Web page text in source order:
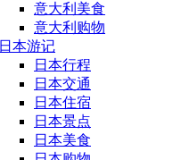
意大利美食
意大利购物
日本游记
日本行程
日本交通
日本住宿
日本景点
日本美食